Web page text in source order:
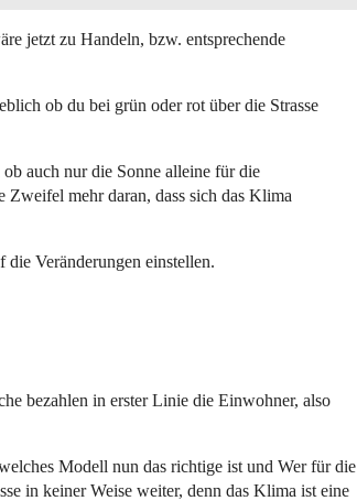
jetzt zu Handeln, bzw. entsprechende
ob du bei grün oder rot über die Strasse
auch nur die Sonne alleine für die
Zweifel mehr daran, dass sich das Klima
die Veränderungen einstellen.
bezahlen in erster Linie die Einwohner, also
Modell nun das richtige ist und Wer für die
in keiner Weise weiter, denn das Klima ist eine